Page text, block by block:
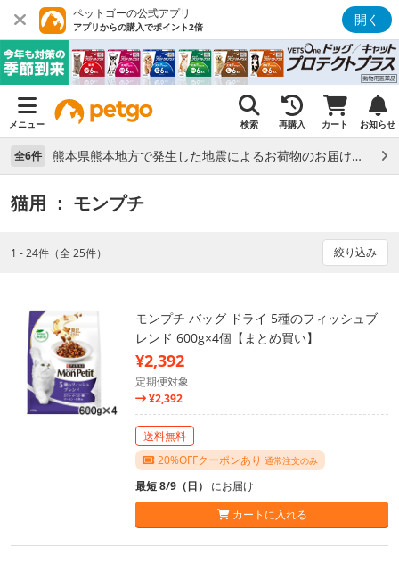
ペットゴーの公式アプリ
アプリからの購入でポイント2倍 開く
メニュー 検索 再購入 カート お知らせ
全6件 熊本県熊本地方で発生した地震によるお荷物のお届け状況について （7/28）
猫用 ： モンプチ
1 - 24件（全 25件） 絞り込み
モンプチ バッグ ドライ 5種のフィッシュブ
レンド 600g×4個【まとめ買い】
¥2,392
定期便対象
¥2,392
送料無料
20%OFFクーポンあり 通常注文のみ
最短 8/9（日） にお届け
カートに入れる